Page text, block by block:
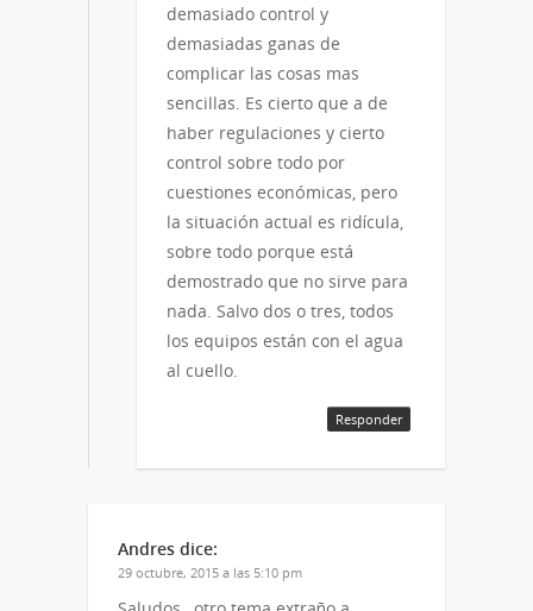
demasiado control y
demasiadas ganas de
complicar las cosas mas
sencillas. Es cierto que a de
haber regulaciones y cierto
control sobre todo por
cuestiones económicas, pero
la situación actual es ridícula,
sobre todo porque está
demostrado que no sirve para
nada. Salvo dos o tres, todos
los equipos están con el agua
al cuello.
Responder
Andres dice:
29 octubre, 2015 a las 5:10 pm